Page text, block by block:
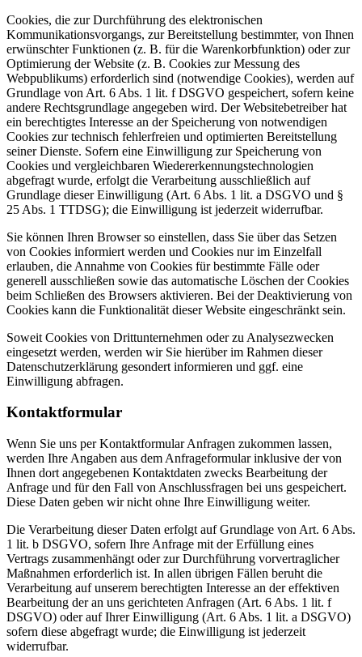
Cookies, die zur Durchführung des elektronischen
Kommunikationsvorgangs, zur Bereitstellung bestimmter, von Ihnen
erwünschter Funktionen (z. B. für die Warenkorbfunktion) oder zur
Optimierung der Website (z. B. Cookies zur Messung des
Webpublikums) erforderlich sind (notwendige Cookies), werden auf
Grundlage von Art. 6 Abs. 1 lit. f DSGVO gespeichert, sofern keine
andere Rechtsgrundlage angegeben wird. Der Websitebetreiber hat
ein berechtigtes Interesse an der Speicherung von notwendigen
Cookies zur technisch fehlerfreien und optimierten Bereitstellung
seiner Dienste. Sofern eine Einwilligung zur Speicherung von
Cookies und vergleichbaren Wiedererkennungstechnologien
abgefragt wurde, erfolgt die Verarbeitung ausschließlich auf
Grundlage dieser Einwilligung (Art. 6 Abs. 1 lit. a DSGVO und §
25 Abs. 1 TTDSG); die Einwilligung ist jederzeit widerrufbar.
Sie können Ihren Browser so einstellen, dass Sie über das Setzen
von Cookies informiert werden und Cookies nur im Einzelfall
erlauben, die Annahme von Cookies für bestimmte Fälle oder
generell ausschließen sowie das automatische Löschen der Cookies
beim Schließen des Browsers aktivieren. Bei der Deaktivierung von
Cookies kann die Funktionalität dieser Website eingeschränkt sein.
Soweit Cookies von Drittunternehmen oder zu Analysezwecken
eingesetzt werden, werden wir Sie hierüber im Rahmen dieser
Datenschutzerklärung gesondert informieren und ggf. eine
Einwilligung abfragen.
Kontaktformular
Wenn Sie uns per Kontaktformular Anfragen zukommen lassen,
werden Ihre Angaben aus dem Anfrageformular inklusive der von
Ihnen dort angegebenen Kontaktdaten zwecks Bearbeitung der
Anfrage und für den Fall von Anschlussfragen bei uns gespeichert.
Diese Daten geben wir nicht ohne Ihre Einwilligung weiter.
Die Verarbeitung dieser Daten erfolgt auf Grundlage von Art. 6 Abs.
1 lit. b DSGVO, sofern Ihre Anfrage mit der Erfüllung eines
Vertrags zusammenhängt oder zur Durchführung vorvertraglicher
Maßnahmen erforderlich ist. In allen übrigen Fällen beruht die
Verarbeitung auf unserem berechtigten Interesse an der effektiven
Bearbeitung der an uns gerichteten Anfragen (Art. 6 Abs. 1 lit. f
DSGVO) oder auf Ihrer Einwilligung (Art. 6 Abs. 1 lit. a DSGVO)
sofern diese abgefragt wurde; die Einwilligung ist jederzeit
widerrufbar.